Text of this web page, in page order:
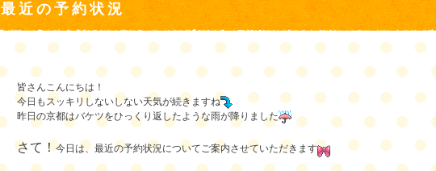
最近の予約状況
皆さんこんにちは！
今日もスッキリしないしない天気が続きますね
昨日の京都はバケツをひっくり返したような雨が降りました
さて！ 今日は、最近の予約状況についてご案内させていただきます